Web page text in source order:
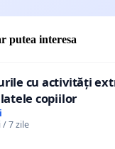
putea interesa
cu activități
copiilor
/ 7 zile